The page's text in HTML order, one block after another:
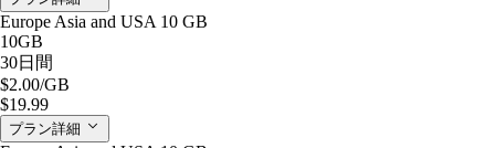
Europe Asia and USA 10 GB
10GB
30日間
$2.00/GB
$19.99
プラン詳細